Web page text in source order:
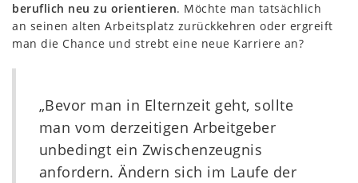
beruflich neu zu orientieren. Möchte man tatsächlich
an seinen alten Arbeitsplatz zurückkehren oder ergreift
man die Chance und strebt eine neue Karriere an?
„Bevor man in Elternzeit geht, sollte
man vom derzeitigen Arbeitgeber
unbedingt ein Zwischenzeugnis
anfordern. Ändern sich im Laufe der